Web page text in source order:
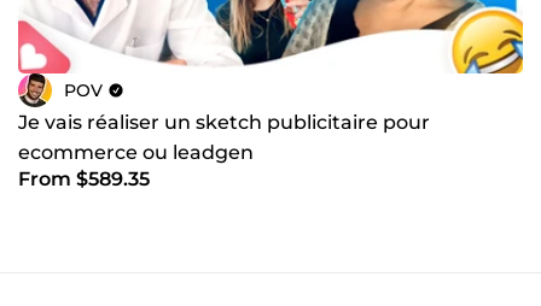
POV
Je vais réaliser un sketch publicitaire pour
ecommerce ou leadgen
From $589.35